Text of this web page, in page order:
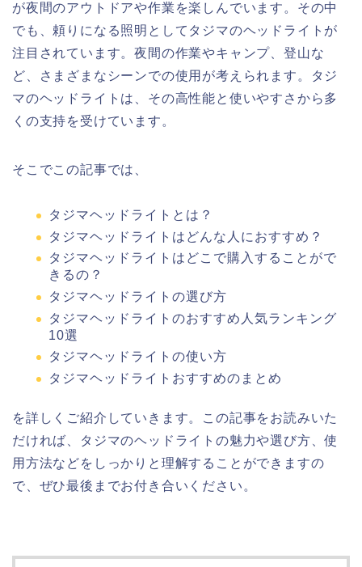
が夜間のアウトドアや作業を楽しんでいます。その中
でも、頼りになる照明としてタジマのヘッドライトが
注目されています。夜間の作業やキャンプ、登山な
ど、さまざまなシーンでの使用が考えられます。タジ
マのヘッドライトは、その高性能と使いやすさから多
くの支持を受けています。
そこでこの記事では、
タジマヘッドライトとは？
タジマヘッドライトはどんな人におすすめ？
タジマヘッドライトはどこで購入することがで
きるの？
タジマヘッドライトの選び方
タジマヘッドライトのおすすめ人気ランキング
10選
タジマヘッドライトの使い方
タジマヘッドライトおすすめのまとめ
を詳しくご紹介していきます。この記事をお読みいた
だければ、タジマのヘッドライトの魅力や選び方、使
用方法などをしっかりと理解することができますの
で、ぜひ最後までお付き合いください。